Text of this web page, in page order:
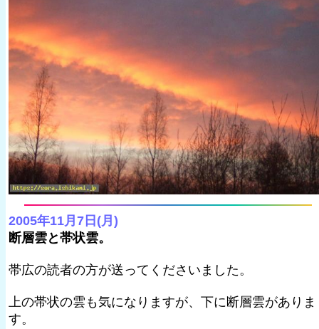
2005年11月7日(月)
断層雲と帯状雲。
帯広の読者の方が送ってくださいました。
上の帯状の雲も気になりますが、下に断層雲がありま
す。